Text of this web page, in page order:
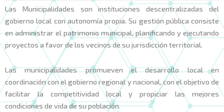
Las Municipalidades son instituciones descentralizadas del
gobierno local con autonomía propia. Su gestión pública consiste
en administrar el patrimonio municipal, planificando y ejecutando
proyectos a favor de los vecinos de su jurisdicción territorial.
Las municipalidades promueven el desarrollo local en
coordinación con el gobierno regional y nacional, con el objetivo de
facilitar la competitividad local y propiciar las mejores
condiciones de vida de su población.